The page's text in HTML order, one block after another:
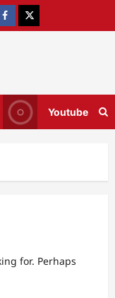
Youtube
for. Perhaps